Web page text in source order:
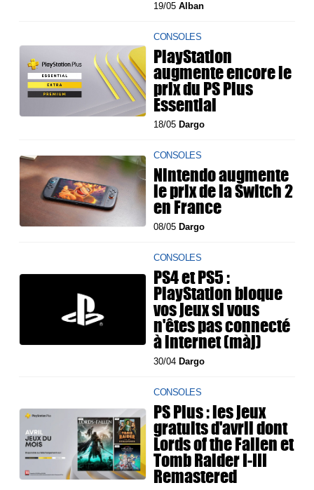
19/05Alban
CONSOLES
PlayStation
augmente encore le
prix du PS Plus
Essential
18/05 Dargo
CONSOLES
Nintendo augmente
le prix de la Switch 2
en France
08/05 Dargo
CONSOLES
PS4 et PS5 :
PlayStation bloque
vos jeux si vous
n'êtes pas connecté
à internet (màj)
30/04 Dargo
CONSOLES
PS Plus : les jeux
gratuits d'avril dont
Lords of the Fallen et
Tomb Raider I-III
Remastered